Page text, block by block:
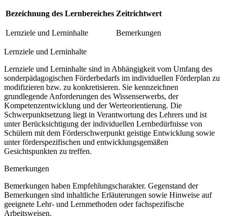
Bezeichnung des Lernbereiches Zeitrichtwert
Lernziele und Lerninhalte Bemerkungen
Lernziele und Lerninhalte
Lernziele und Lerninhalte sind in Abhängigkeit vom Umfang des
sonderpädagogischen Förderbedarfs im individuellen Förderplan zu
modifizieren bzw. zu konkretisieren. Sie kennzeichnen
grundlegende Anforderungen des Wissenserwerbs, der
Kompetenzentwicklung und der Werteorientierung. Die
Schwerpunktsetzung liegt in Verantwortung des Lehrers und ist
unter Berücksichtigung der individuellen Lernbedürfnisse von
Schülern mit dem Förderschwerpunkt geistige Entwicklung sowie
unter förderspezifischen und entwicklungsgemäßen
Gesichtspunkten zu treffen.
Bemerkungen
Bemerkungen haben Empfehlungscharakter. Gegenstand der
Bemerkungen sind inhaltliche Erläuterungen sowie Hinweise auf
geeignete Lehr- und Lernmethoden oder fachspezifische
Arbeitsweisen.